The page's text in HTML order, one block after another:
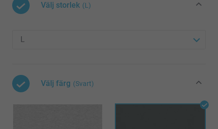
Välj storlek (L)
Välj färg (Svart)